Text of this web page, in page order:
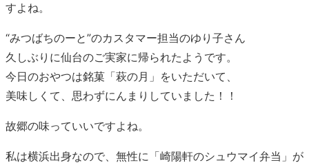
すよね。
“みつばちのーと”のカスタマー担当のゆり子さん
久しぶりに仙台のご実家に帰られたようです。
今日のおやつは銘菓「萩の月」をいただいて、
美味しくて、思わずにんまりしていました！！
故郷の味っていいですよね。
私は横浜出身なので、無性に「崎陽軒のシュウマイ弁当」が